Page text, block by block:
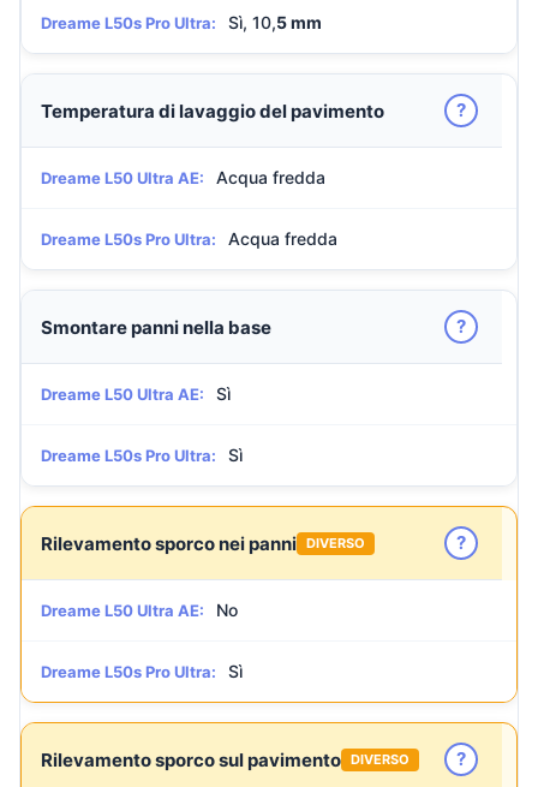
Dreame L50s Pro Ultra: Sì, 10,5 mm
Temperatura di lavaggio del pavimento ?
Dreame L50 Ultra AE: Acqua fredda
Dreame L50s Pro Ultra: Acqua fredda
Smontare panni nella base ?
Dreame L50 Ultra AE: Sì
Dreame L50s Pro Ultra: Sì
Rilevamento sporco nei panni DIVERSO ?
Dreame L50 Ultra AE: No
Dreame L50s Pro Ultra: Sì
Rilevamento sporco sul pavimento DIVERSO ?